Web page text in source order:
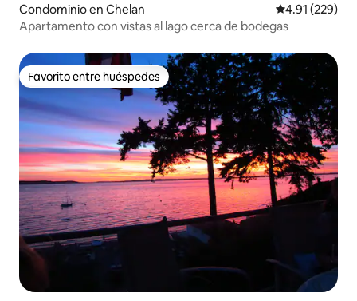
Condominio en Chelan Calificación
4.91 (229)
Apartamento con vistas al lago cerca de bodegas
Favorito entre huéspedes
Favorito entre huéspedes